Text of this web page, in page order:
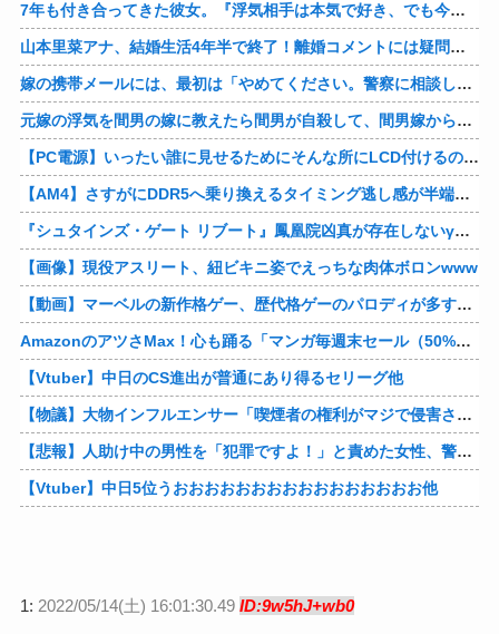
7年も付き合ってきた彼女。『浮気相手は本気で好き、でも今の生活は壊したくない。あなたは家族で、浮気相手は恋人。それじゃ駄目なの？』人の心なんて持ってなかったｗ
山本里菜アナ、結婚生活4年半で終了！離婚コメントには疑問の声
嫁の携帯メールには、最初は「やめてください。警察に相談します」とかだったけど、最近は「昨日もすごかった。間君のが中でビクピｋ（ｒｙ」とｗ しかも羽目鳥も満載だった！
元嫁の浮気を間男の嫁に教えたら間男が自殺して、間男嫁から感謝されつつ元嫁に『いつ死ぬの？』と笑顔で言われた衝撃
【PC電源】いったい誰に見せるためにそんな所にLCD付けるのかな
【AM4】さすがにDDR5へ乗り換えるタイミング逃し感が半端ない
『シュタインズ・ゲート リブート』鳳凰院凶真が存在しないγ（ガンマ）世界線が追加される
【画像】現役アスリート、紐ビキニ姿でえっちな肉体ボロンwww
【動画】マーベルの新作格ゲー、歴代格ゲーのパロディが多すぎて話題にwwwwwww
AmazonのアツさMax！心も踊る「マンガ毎週末セール（50%還元）」2日目襲来！他
【Vtuber】中日のCS進出が普通にあり得るセリーグ他
【物議】大物インフルエンサー「喫煙者の権利がマジで侵害されてる。いくら税金払ってるんだ」他
【悲報】人助け中の男性を「犯罪ですよ！」と責めた女性、警察が来た瞬間逃げる他
【Vtuber】中日5位うおおおおおおおおおおおおおおおお他
1: 2022/05/14(土) 16:01:30.49 ID:9w5hJ+wb0